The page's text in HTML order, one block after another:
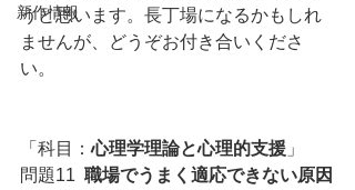
新作情報
うと思います。長丁場になるかもしれ
ませんが、どうぞお付き合いくださ
い。
「科目：心理学理論と心理的支援 」
問題11 職場でうまく適応できない原因